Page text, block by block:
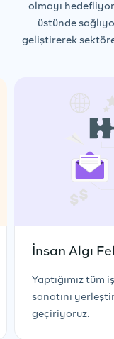
olmayı
üstünde
geliştirerek
İnsan Algı
Yaptığımız tüm
sanatını
geçiriyoruz.